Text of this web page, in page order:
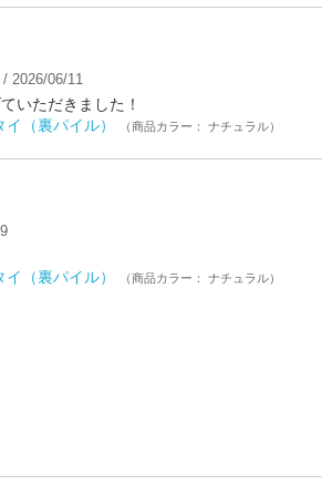
2026/06/11
いただきました！
（裏パイル） （商品カラー： ナチュラル）
（裏パイル） （商品カラー： ナチュラル）